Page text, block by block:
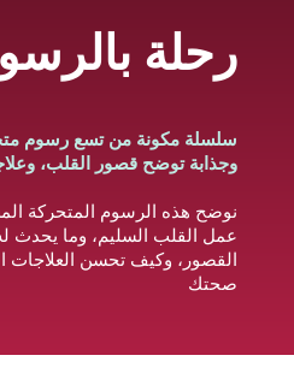
رحلة
سلسلة مكونة من تسع رسوم
وجذابة توضح قصور القلب،
نوضح هذه الرسوم المتحركة
عمل القلب السليم، وما يحدث
القصور، وكيف تحسن العلاجات
صحتك